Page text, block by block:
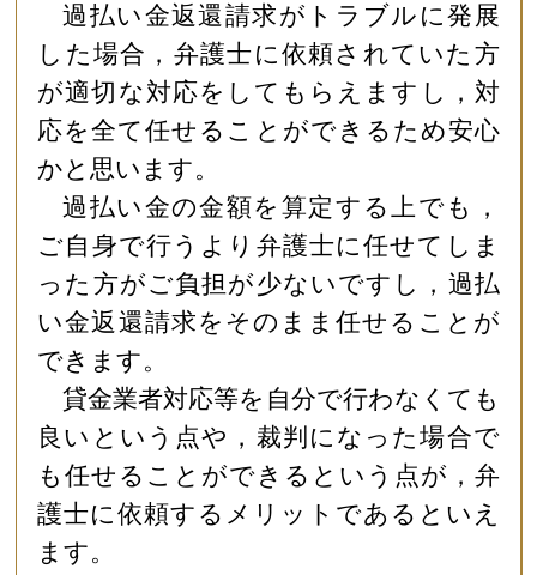
過払い金返還請求がトラブルに発展
した場合，弁護士に依頼されていた方
が適切な対応をしてもらえますし，対
応を全て任せることができるため安心
かと思います。
過払い金の金額を算定する上でも，
ご自身で行うより弁護士に任せてしま
った方がご負担が少ないですし，過払
い金返還請求をそのまま任せることが
できます。
貸金業者対応等を自分で行わなくても
良いという点や，裁判になった場合で
も任せることができるという点が，弁
護士に依頼するメリットであるといえ
ます。